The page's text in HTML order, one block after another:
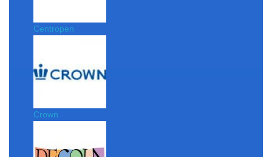
Centropen
Crown